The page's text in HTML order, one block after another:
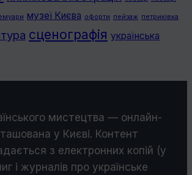
музеї Києва офорти пейзаж петриківка
сценографія українська
мистецтва — онлайн-
у Києві. Контент
з електронних копій (у
і журналів про українське